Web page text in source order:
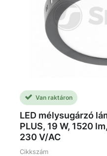
Van raktáron
LED mélysugárzó
PLUS, 19 W, 1520
230 V/AC
Cikkszám